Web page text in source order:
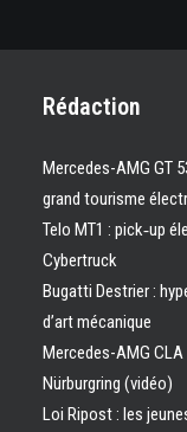
Rédaction
Mercedes-AMG GT
grand tourisme
Telo MT1 : pick‑up
Cybertruck
Bugatti Destrier :
d’art mécanique
Mercedes-AMG CLA
Nürburgring (vidéo)
Loi Ripost : les